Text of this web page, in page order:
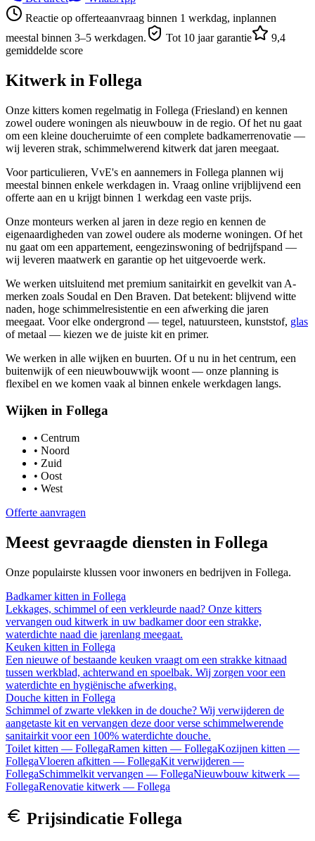
Reactie op offerteaanvraag binnen 1 werkdag, inplannen
meestal binnen 3–5 werkdagen.
Tot 10 jaar garantie
9,4
gemiddelde score
Kitwerk in Follega
Onze kitters komen regelmatig in Follega (Friesland) en kennen
zowel oudere woningen als nieuwbouw in de regio. Of het nu gaat
om een kleine doucheruimte of een complete badkamerrenovatie —
wij leveren strak, schimmelwerend kitwerk dat jaren meegaat.
Voor particulieren, VvE's en aannemers in Follega plannen wij
meestal binnen enkele werkdagen in. Vraag online vrijblijvend een
offerte aan en u krijgt binnen 1 werkdag een vaste prijs.
Onze monteurs werken al jaren in deze regio en kennen de
eigenaardigheden van zowel oudere als moderne woningen. Of het
nu gaat om een appartement, eengezinswoning of bedrijfspand —
wij leveren maatwerk en garantie op het uitgevoerde werk.
We werken uitsluitend met premium sanitairkit en gevelkit van A-
merken zoals Soudal en Den Braven. Dat betekent: blijvend witte
naden, hoge schimmelresistentie en een afwerking die jaren
meegaat. Voor elke ondergrond — tegel, natuursteen, kunststof, glas
of metaal — kiezen we de juiste kit en primer.
We werken in alle wijken en buurten. Of u nu in het centrum, een
buitenwijk of een nieuwbouwwijk woont — onze planning is
flexibel en we komen vaak al binnen enkele werkdagen langs.
Wijken in Follega
• Centrum
• Noord
• Zuid
• Oost
• West
Offerte aanvragen
Meest gevraagde diensten in Follega
Onze populairste klussen voor inwoners en bedrijven in Follega.
Badkamer kitten in Follega
Lekkages, schimmel of een verkleurde naad? Onze kitters
vervangen oud kitwerk in uw badkamer door een strakke,
waterdichte naad die jarenlang meegaat.
Keuken kitten in Follega
Een nieuwe of bestaande keuken vraagt om een strakke kitnaad
tussen werkblad, achterwand en spoelbak. Wij zorgen voor een
waterdichte en hygiënische afwerking.
Douche kitten in Follega
Schimmel of zwarte vlekken in de douche? Wij verwijderen de
aangetaste kit en vervangen deze door verse schimmelwerende
sanitairkit voor een 100% waterdichte douche.
Toilet kitten — FollegaRamen kitten — FollegaKozijnen kitten —
FollegaVloeren afkitten — FollegaKit verwijderen —
FollegaSchimmelkit vervangen — FollegaNieuwbouw kitwerk —
FollegaRenovatie kitwerk — Follega
Prijsindicatie Follega